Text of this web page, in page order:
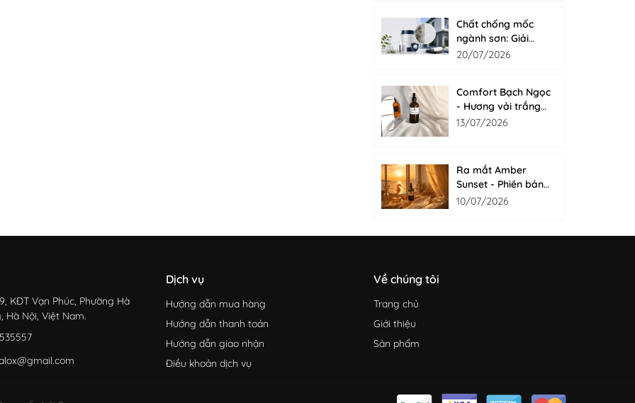
Chất chống mốc
ngành sơn: Giải
pháp bảo vệ màng
20/07/2026
Comfort Bạch Ngọc
- Hương vải trắng
tinh khôi cho nước
13/07/2026
Ra mắt Amber
Sunset - Phiên bản
Hương Cá Ngựa cải
10/07/2026
KĐT Vạn Phúc, Phường Hà
Hà Nội, Việt Nam.
Dịch vụ
Hướng dẫn mua hàng
Hướng dẫn thanh toán
Hướng dẫn giao nhận
Điều khoản dịch vụ
Về chúng tôi
Trang chủ
Giới thiệu
Sản phẩm